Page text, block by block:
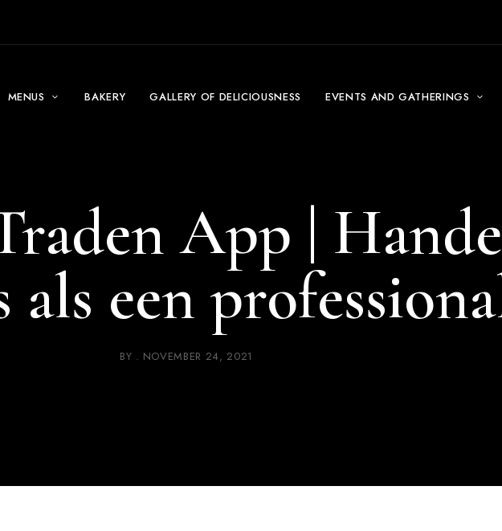
MENUS BAKERY GALLERY OF DELICIOUSNESS EVENTS AND GATHERINGS
App |
als een
BY NOVEMBER 24, 2021